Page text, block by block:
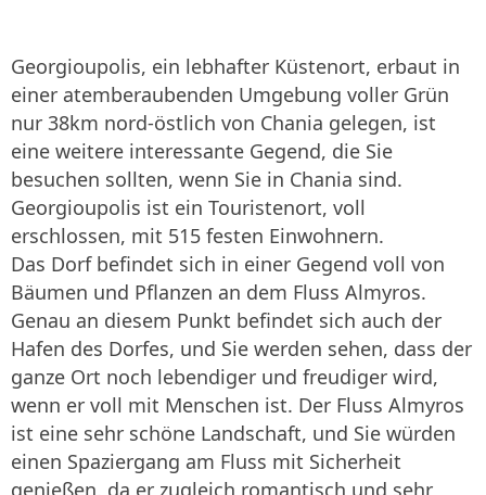
Georgioupolis, ein lebhafter Küstenort, erbaut in
einer atemberaubenden Umgebung voller Grün
nur 38km nord-östlich von Chania gelegen, ist
eine weitere interessante Gegend, die Sie
besuchen sollten, wenn Sie in Chania sind.
Georgioupolis ist ein Touristenort, voll
erschlossen, mit 515 festen Einwohnern.
Das Dorf befindet sich in einer Gegend voll von
Bäumen und Pflanzen an dem Fluss Almyros.
Genau an diesem Punkt befindet sich auch der
Hafen des Dorfes, und Sie werden sehen, dass der
ganze Ort noch lebendiger und freudiger wird,
wenn er voll mit Menschen ist. Der Fluss Almyros
ist eine sehr schöne Landschaft, und Sie würden
einen Spaziergang am Fluss mit Sicherheit